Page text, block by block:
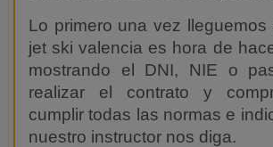
Lo primero una vez
jet ski valencia es hora de
mostrando el DNI, NIE o
realizar el contrato y
cumplir todas las normas e
nuestro instructor nos diga.